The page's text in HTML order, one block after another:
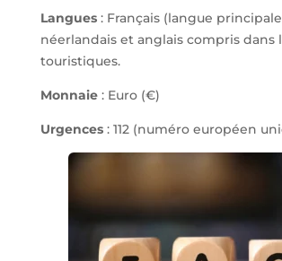
Langues: Français (langue
néerlandais et anglais compris dans
touristiques.
Monnaie: Euro (€)
Urgences: 112 (numéro européen